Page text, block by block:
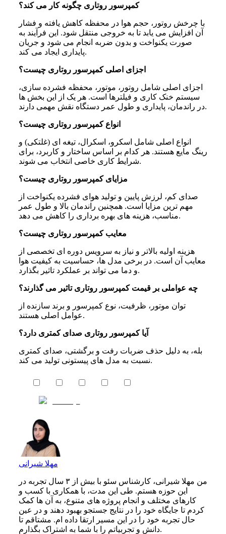
کمپرسور روتاری چگونه کار می کند؟
با چرخش روتور، حجم هوا در محفظه کاهش یافته و فشار
آن افزایش می یابد تا به خروجی منتقل شود. این فرآیند به
صورت یکنواخت و بدون ضربه انجام می شود و جریان
پایداری ایجاد می کند.
اجزای اصلی کمپرسور روتاری چیست؟
اجزای اصلی شامل روتور، موتور، محفظه فشرده سازی،
سیستم خنک کاری و فیلترها است. هر یک از این بخش ها
در راندمان، پایداری و طول عمر دستگاه نقش مهمی دارند.
انواع کمپرسور روتاری چیست؟
انواع اصلی شامل اسکرو، اسکرال، تیغه ای (غلتکی) و
رینگ مایع هستند. هر کدام بر اساس ساختار و کاربرد، برای
شرایط کاری خاصی انتخاب می شوند.
مزایای کمپرسور روتاری چیست؟
صدای کم، لرزش پایین و تولید هوای فشرده یکنواخت از
مهم ترین مزایا است. همچنین راندمان بالا و طول عمر
مناسب، هزینه های بهره برداری را کاهش می دهد.
معایب کمپرسور روتاری چیست؟
هزینه اولیه بالاتر و نیاز به سرویس دوره ای تخصصی از
معایب آن است. در برخی مدل ها، حساسیت به کیفیت هوا
و دما می تواند بر عملکرد تاثیر بگذارد.
چه عواملی بر قیمت کمپرسور روتاری تاثیر می گذارند؟
توان موتور، ظرفیت، نوع کمپرسور و برند سازنده از
عوامل اصلی هستند.
آیا کمپرسور روتاری صدای کمتری دارد؟
بله، به دلیل حذف ضربات رفت و برگشتی، صدای کمتری
نسبت به مدل های پیستونی تولید می کند.
مهلا شیرانی
من مهلا شیرانی، کارشناس سئو با بیش از ۳ سال تجربه در
این حوزه هستم. طی این مدت، با همکاری با کسب‌ و
کارهای مختلف و انجام پروژه‌ های متنوع، به آن‌ ها کمک
کردم تا جایگاه خود را در نتایج جستجو بهبود دهند و در عین
حال تجربه خود را در این مسیر ارتقا داده‌ ام. مشتاقم تا
دانش و تجربیاتم را با شما به اشتراک بگذارم.